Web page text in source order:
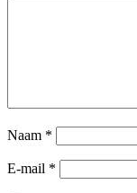
Naam *
E-mail *